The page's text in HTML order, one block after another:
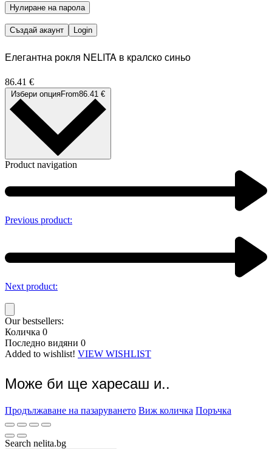
Нулиране на парола
Създай акаунт Login
Елегантна рокля NELITA в кралско синьо
86.41 €
Избери опцияFrom86.41 €
Product navigation
Previous product:
Next product:
Our bestsellers:
Количка 0
Последно видяни 0
Added to wishlist! VIEW WISHLIST
Може би ще харесаш и..
Продължаване на пазаруването Виж количка Поръчка
Search nelita.bg